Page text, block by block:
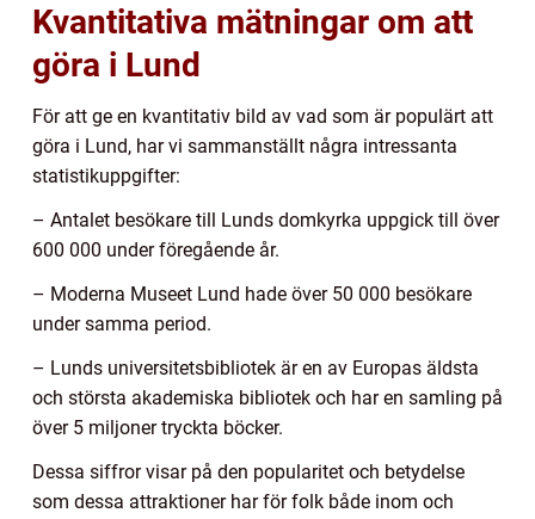
Kvantitativa mätningar om att
göra i Lund
För att ge en kvantitativ bild av vad som är populärt att
göra i Lund, har vi sammanställt några intressanta
statistikuppgifter:
– Antalet besökare till Lunds domkyrka uppgick till över
600 000 under föregående år.
– Moderna Museet Lund hade över 50 000 besökare
under samma period.
– Lunds universitetsbibliotek är en av Europas äldsta
och största akademiska bibliotek och har en samling på
över 5 miljoner tryckta böcker.
Dessa siffror visar på den popularitet och betydelse
som dessa attraktioner har för folk både inom och